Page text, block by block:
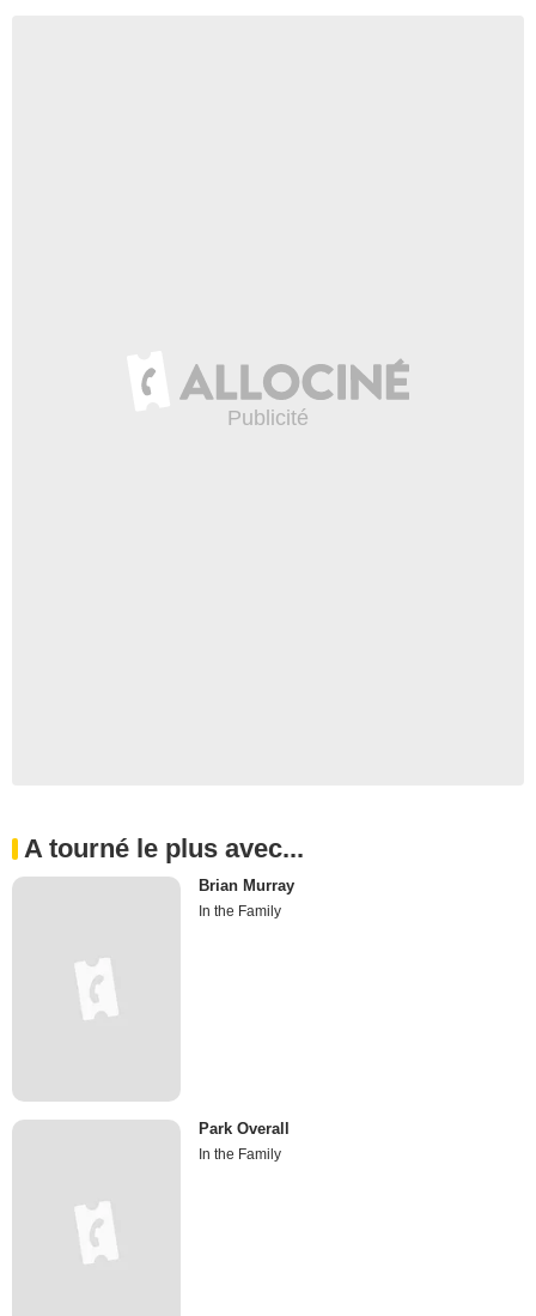
A tourné le plus avec...
Brian Murray
In the Family
Park Overall
In the Family